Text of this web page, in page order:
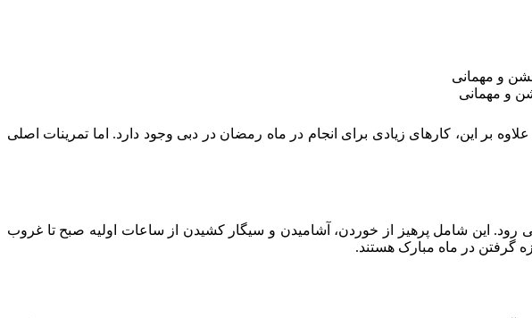
و مهمانی
علاوه بر این، کارهای زیادی برای انجام در ماه رمضان در دبی وجود دارد. اما تمرینات اصلی
رود. این شامل پرهیز از خوردن، آشامیدن و سیگار کشیدن از ساعات اولیه صبح تا غروب
گرفتن در ماه مبارک هستند.